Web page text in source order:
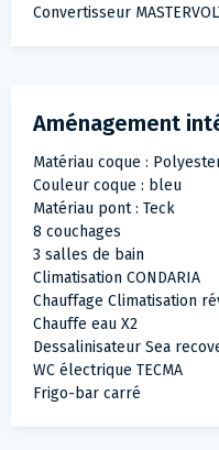
Convertisseur
Aménagement
Matériau coque :
Couleur coque : bleu
Matériau pont : Teck
8 couchages
3 salles de bain
Climatisation CONDARIA
Chauffage Climatisation
Chauffe eau X2
Dessalinisateur Sea
WC électrique TECMA
Frigo-bar carré